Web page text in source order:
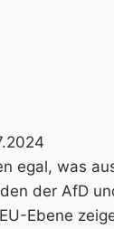
egal, was
der AfD
Ebene